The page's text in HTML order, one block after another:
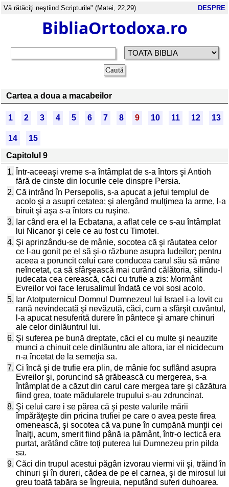
Vă rătăciţi neştiind Scripturile" (Matei, 22,29) DESPRE
BibliaOrtodoxa.ro
Cartea a doua a macabeilor
1 2 3 4 5 6 7 8 9 10 11 12 13
14
15
Capitolul 9
1. Într-aceeaşi vreme s-a întâmplat de s-a întors şi Antioh
fără de cinste din locurile cele dinspre Persia.
2. Că intrând în Persepolis, s-a apucat a jefui templul de
acolo şi a asupri cetatea; şi alergând mulţimea la arme, l-a
biruit şi aşa s-a întors cu ruşine.
3. Iar când era el la Ecbatana, a aflat cele ce s-au întâmplat
lui Nicanor şi cele ce au fost cu Timotei.
4. Şi aprinzându-se de mânie, socotea că şi răutatea celor
ce l-au gonit pe el să şi-o răzbune asupra Iudeilor; pentru
aceea a poruncit celui care conducea carul său să mâne
neîncetat, ca să sfârşească mai curând călătoria, silindu-l
judecata cea cerească, căci cu trufie a zis: Mormânt
Evreilor voi face Ierusalimul îndată ce voi sosi acolo.
5. Iar Atotputernicul Domnul Dumnezeul lui Israel i-a lovit cu
rană nevindecată şi nevăzută, căci, cum a sfârşit cuvântul,
l-a apucat nesuferită durere în pântece şi amare chinuri
ale celor dinlăuntrul lui.
6. Şi suferea pe bună dreptate, căci el cu multe şi neauzite
munci a chinuit cele dinlăuntru ale altora, iar el nicidecum
n-a încetat de la semeţia sa.
7. Ci încă şi de trufie era plin, de mânie foc suflând asupra
Evreilor şi, poruncind să grăbească cu mergerea, s-a
întâmplat de a căzut din carul care mergea tare şi căzătura
fiind grea, toate mădularele trupului s-au zdruncinat.
8. Şi celui care i se părea că şi peste valurile mării
împărăţeşte din pricina trufiei pe care o avea peste firea
omenească, şi socotea că va pune în cumpănă munţii cei
înalţi, acum, smerit fiind până ia pământ, într-o lectică era
purtat, arătând către toţi puterea lui Dumnezeu prin pilda
sa.
9. Căci din trupul acestui păgân izvorau viermi vii şi, trăind în
chinuri şi în dureri, cădea de pe el carnea, şi de mirosul lui
greu toată tabăra se îngreuia, neputând suferi duhoarea.